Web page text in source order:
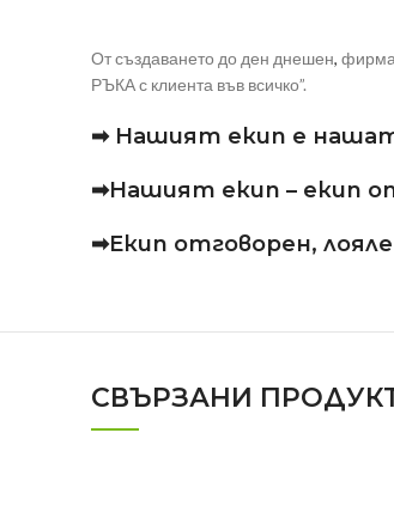
От създаването до ден днешен,
РЪКА с клиента във всичко”.
➡ Нашият екип е
➡Нашият екип – екип
➡Екип отговорен,
СВЪРЗАНИ